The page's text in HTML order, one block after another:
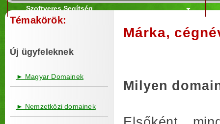
Szoftveres Segítség
Témakörök:
Új ügyfeleknek
► Magyar Domainek
► Nemzetközi domainek
Márka,
Milyen